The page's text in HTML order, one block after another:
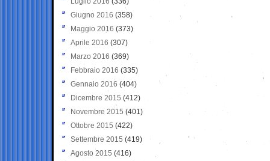
Giugno 2016 (358)
Maggio 2016 (373)
Aprile 2016 (307)
Marzo 2016 (369)
Febbraio 2016 (335)
Gennaio 2016 (404)
Dicembre 2015 (412)
Novembre 2015 (401)
Ottobre 2015 (422)
Settembre 2015 (419)
Agosto 2015 (416)